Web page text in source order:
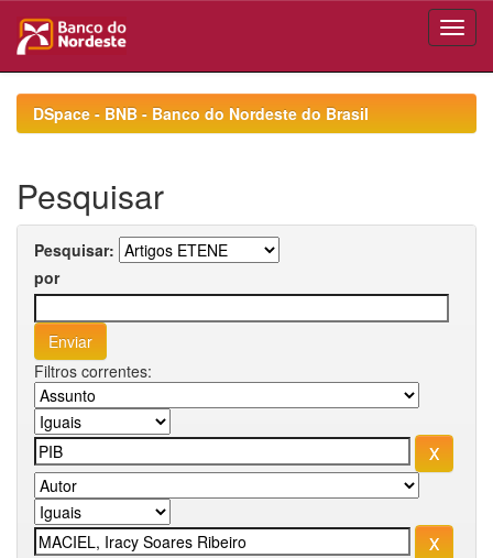
navigationDSpace - BNB - Banco do Nordeste do Brasil
Pesquisar
Pesquisar:
por
Filtros correntes: